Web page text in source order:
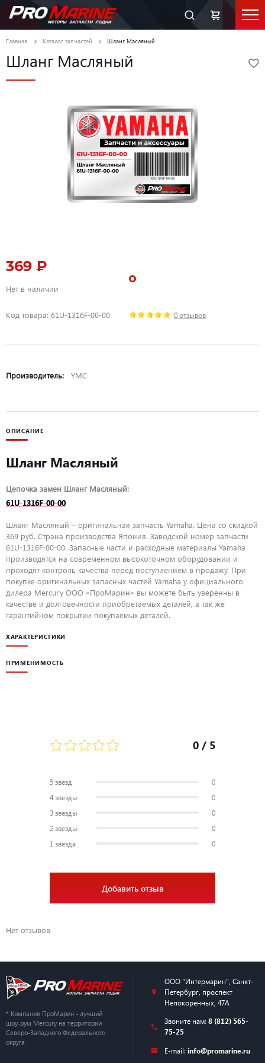
Главная Каталог запчастей Шланг Масляный
Шланг Масляный
369 ₽
Нет в наличии
Код товара: 61U-1316F-00-00 0 отзывов
Производитель: YMC
ОПИСАНИЕ
Шланг Масляный
Цепочка замен Шланг Масляный:
61U-1316F-00-00
Шланг Масляный – оригинальная запчасть Yamaha. Цена со скидкой
369 руб. Страна производства Япония. Заводской номер запчасти
61U-1316F-00-00. Запасные части и расходные материалы Yamaha
производятся на современном высокоточном оборудовании и
проходят контроль качества перед поступлением в продажу. При
покупке оригинальных запасных частей Yamaha у официального
дилера Mercury ООО «ПроМарин» вы можете быть уверенны в
качестве и долговечности приобретаемых деталей, а так же
гарантийном покрытии покупаемых деталей.
ХАРАКТЕРИСТИКИ
ПРИМЕНИМОСТЬ
0 / 5
5 звезд
0
4 звезды
0
3 звезды
0
2 звезды
0
1 звезда
0
Добавить отзыв
Нет отзывов
* Компания ПроМарин - лучший
шоу-рум Mercury на территории
Северо-Западного Федерального
округа
ООО "Интермарин" Санкт-
Петербург, проспект
Непокоренных, 47А
Звоните нам: 8 (812) 565-
75-25
E-mail: info@promarine.ru